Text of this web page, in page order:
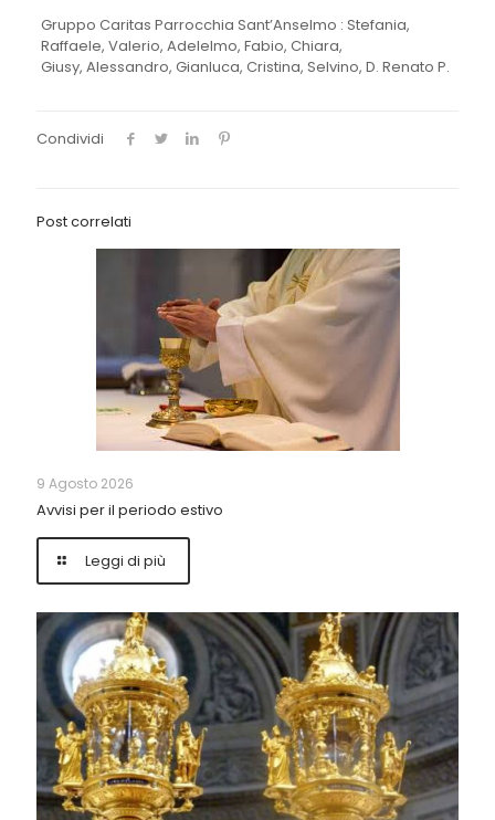
Gruppo Caritas Parrocchia Sant’Anselmo : Stefania,
Raffaele, Valerio, Adelelmo, Fabio, Chiara,
Giusy, Alessandro, Gianluca, Cristina, Selvino, D. Renato P.
Condividi
Post correlati
9 Agosto 2026
Avvisi per il periodo estivo
Leggi di più